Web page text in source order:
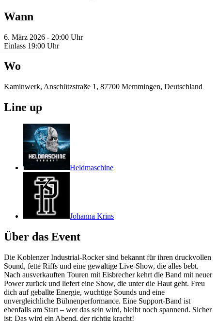
Wann
6. März 2026 - 20:00 Uhr
Einlass 19:00 Uhr
Wo
Kaminwerk, Anschützstraße 1, 87700 Memmingen, Deutschland
Line up
Heldmaschine
Johanna Krins
Über das Event
Die Koblenzer Industrial-Rocker sind bekannt für ihren druckvollen
Sound, fette Riffs und eine gewaltige Live-Show, die alles bebt.
Nach ausverkauften Touren mit Eisbrecher kehrt die Band mit neuer
Power zurück und liefert eine Show, die unter die Haut geht. Freu
dich auf geballte Energie, wuchtige Sounds und eine
unvergleichliche Bühnenperformance. Eine Support-Band ist
ebenfalls am Start – wer das sein wird, bleibt noch spannend. Sicher
ist: Das wird ein Abend, der richtig kracht!